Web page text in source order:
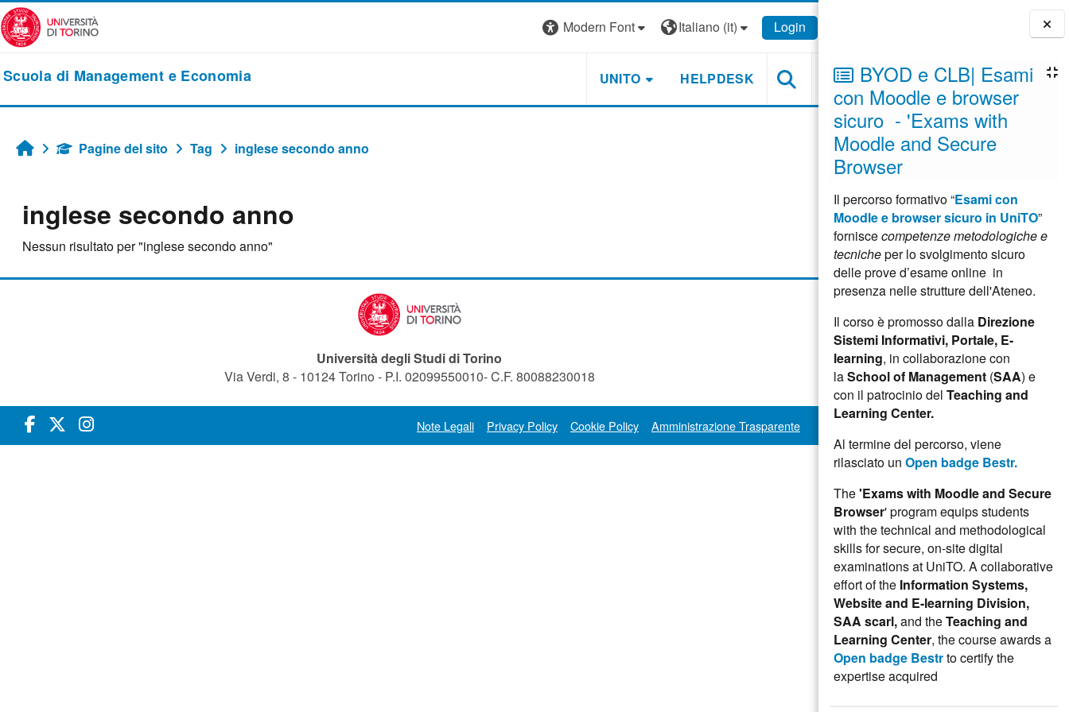
Vai al contenuto principale
Blocchi
BYOD e CLB| Esami
con Moodle e browser
sicuro - 'Exams with
Moodle and Secure
Browser
Il percorso formativo “Esami con
Moodle e browser sicuro in UniTO”
forniscecompetenze metodologiche e
tecnicheper lo svolgimento sicuro
delle prove d’esame online in
presenza nelle strutture dell'Ateneo.
Il corso è promosso dalla Direzione
Sistemi Informativi, Portale, E-
learning, in collaborazione con
laSchool of Management (SAA) e
con il patrocinio delTeaching and
Learning Center.
Al termine del percorso, viene
rilasciato unOpen badge Bestr.
The'Exams with Moodle and Secure
Browser' program equips students
with the technical and methodological
skills for secure, on-site digital
examinations at UniTO. A collaborative
effort of the Information Systems,
Website and E-learning Division,
SAA scarl,and theTeaching and
Learning Center, the course awards a
Open badge Bestrto certify the
expertise acquired
Modern Font Italiano ‎(it)‎ Login
Scuola di Management e Economia UNITO HELPDESK
HomePagine del sito Tag inglese secondo anno
inglese secondo anno
Nessun risultato per "inglese secondo anno"
Università degli Studi di Torino
Via Verdi, 8 - 10124 Torino - P.I. 02099550010- C.F. 80088230018
Note Legali Privacy Policy Cookie Policy Amministrazione Trasparente